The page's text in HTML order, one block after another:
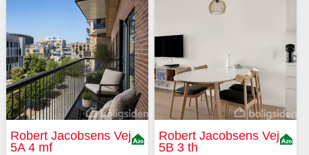
Robert Jacobsens Vej
5A 4 mf
Robert Jacobsens Vej
5B 3 th